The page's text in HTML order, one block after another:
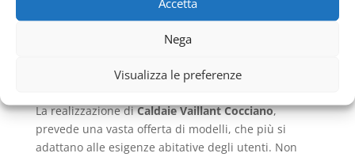
Nega
Visualizza le preferenze
35 kW, possono scaricare in fogna senza provvedere
LA VARIETÀ DI OFFERTA
La realizzazione diCaldaie Vaillant Cocciano,
prevede una vasta offerta di modelli, che più si
adattano alle esigenze abitative degli utenti. Non